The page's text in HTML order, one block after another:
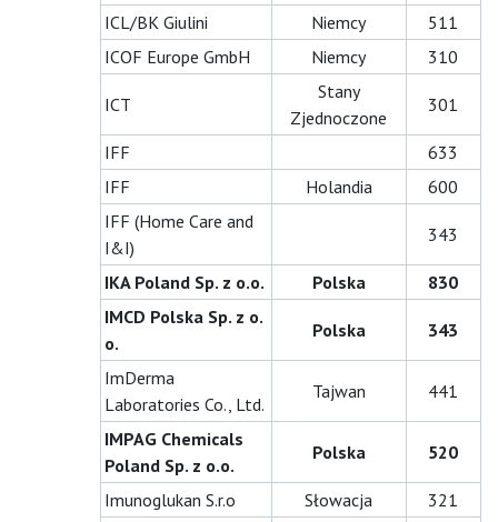
ICL/BK Giulini
Niemcy
511
ICOF Europe GmbH
Niemcy 310
ICT
Stany
Zjednoczone
301
IFF
633
IFF
Holandia
600
IFF (Home Care and
I&I)
343
IKA Poland Sp. z o.o. Polska
830
IMCD Polska Sp. z o.
o.
Polska 343
ImDerma
Laboratories Co., Ltd.
Tajwan 441
IMPAG Chemicals
Poland Sp. z o.o.
Polska 520
Imunoglukan S.r.o Słowacja
321